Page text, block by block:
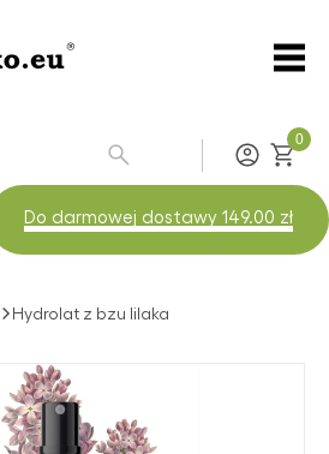
Zaloguj
0
Do darmowej dostawy 149.00 zł
Hydrolat z bzu lilaka